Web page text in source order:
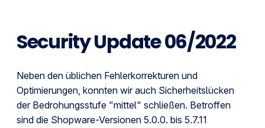
Security Update 06/2022
Neben den üblichen Fehlerkorrekturen und
Optimierungen, konnten wir auch Sicherheitslücken
der Bedrohungsstufe "mittel" schließen. Betroffen
sind die Shopware-Versionen 5.0.0. bis 5.7.11